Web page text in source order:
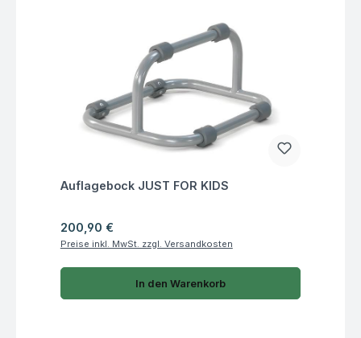
Fragen zum Artikel
Auflagebock JUST FOR KIDS
Regulärer Preis:
200,90 €
Preise inkl. MwSt. zzgl. Versandkosten
In den Warenkorb